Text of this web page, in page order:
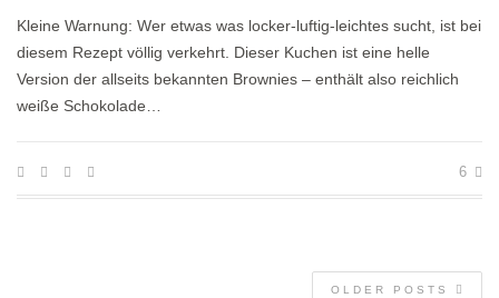
Kleine Warnung: Wer etwas was locker-luftig-leichtes sucht, ist bei
diesem Rezept völlig verkehrt. Dieser Kuchen ist eine helle
Version der allseits bekannten Brownies – enthält also reichlich
weiße Schokolade…
6
OLDER POSTS